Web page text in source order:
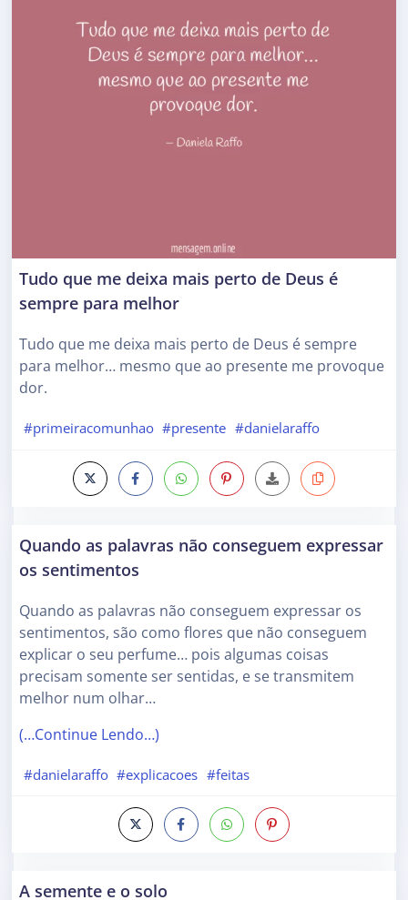
Tudo que me deixa mais perto de Deus é
sempre para melhor
Tudo que me deixa mais perto de Deus é sempre
para melhor… mesmo que ao presente me provoque
dor.
#primeiracomunhao #presente #danielaraffo
Quando as palavras não conseguem expressar
os sentimentos
Quando as palavras não conseguem expressar os
sentimentos, são como flores que não conseguem
explicar o seu perfume… pois algumas coisas
precisam somente ser sentidas, e se transmitem
melhor num olhar…
(…Continue Lendo…)
#danielaraffo #explicacoes #feitas
A semente e o solo